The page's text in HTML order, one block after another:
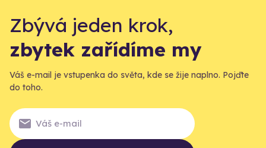
Zbývá jeden krok,
zbytek zařídíme my
Váš e-mail je vstupenka do světa, kde se žije naplno. Pojďte
do toho.